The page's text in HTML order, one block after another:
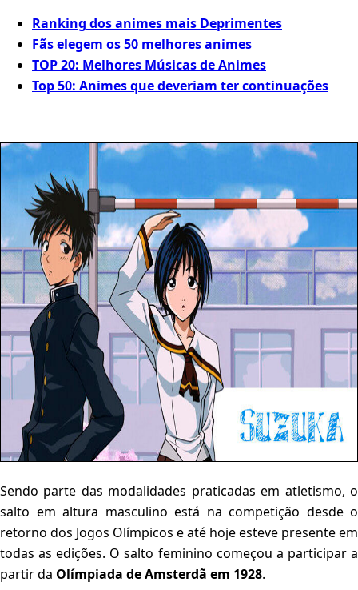
Ranking dos animes mais Deprimentes
Fãs elegem os 50 melhores animes
TOP 20: Melhores Músicas de Animes
Top 50: Animes que deveriam ter continuações
Sendo parte das modalidades praticadas em atletismo, o
salto em altura masculino está na competição desde o
retorno dos Jogos Olímpicos e até hoje esteve presente em
todas as edições. O salto feminino começou a participar a
partir da Olímpiada de Amsterdã em 1928.